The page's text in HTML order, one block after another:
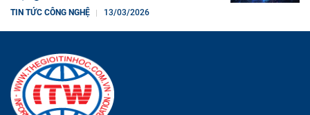
TIN TỨC CÔNG NGHỆ 13/03/2026